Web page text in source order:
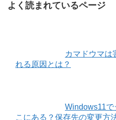
よく読まれているページ
カマドウマは
れる原因とは？
Windows11
こにある？保存先の変更方